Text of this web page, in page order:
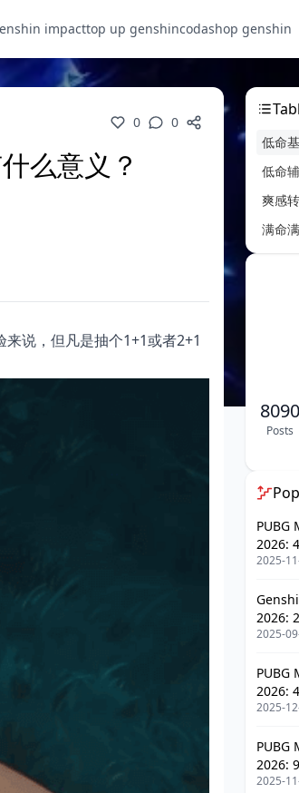
impacttop up genshincodashop genshin
0 0
么意义？
说，但凡是抽个1+1或者2+1
低命
低命
爽感
满命
8090
Posts
PUBG
2026:
2025-
2026:
2025-
PUBG
2026:
2025-
PUBG
2026:
V4.4
2025-